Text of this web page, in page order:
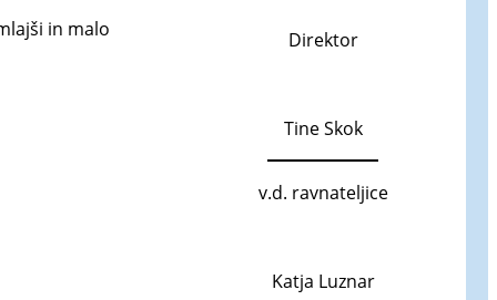
in malo
Direktor
Tine Skok
v.d. ravnateljice
Katja Luznar